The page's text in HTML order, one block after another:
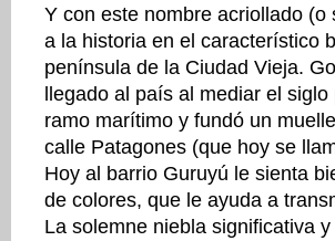
Y con este nombre acriollado
a la historia en el característico
península de la Ciudad Vieja.
llegado al país al mediar el
ramo marítimo y fundó un
calle Patagones (que hoy se
Hoy al barrio Guruyú le sienta
de colores, que le ayuda a
La solemne niebla significativa